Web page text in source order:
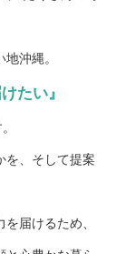
沖縄。
たい』
を、そして提案
届けるため、